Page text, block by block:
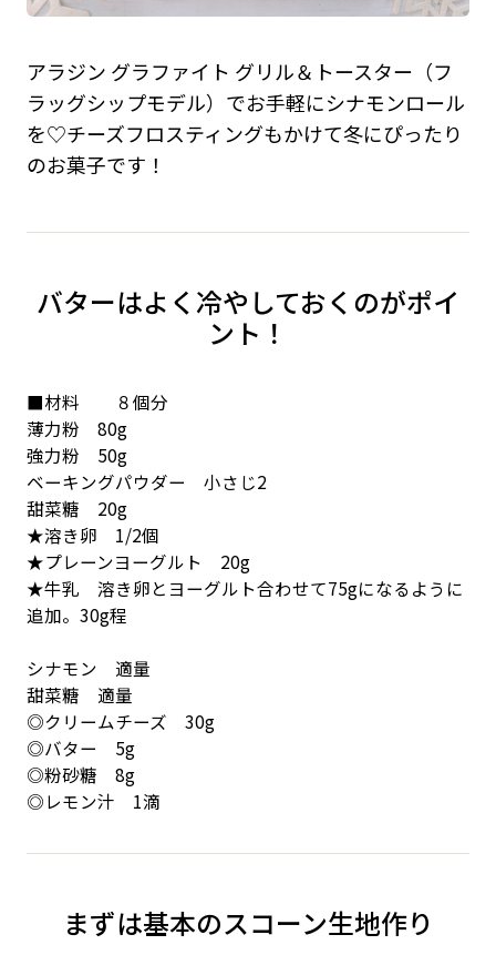
アラジン グラファイト グリル＆トースター（フ
ラッグシップモデル）でお手軽にシナモンロール
を♡チーズフロスティングもかけて冬にぴったり
のお菓子です！
バターはよく冷やしておくのがポイ
ント！
■材料 ８個分
薄力粉 80g
強力粉 50g
ベーキングパウダー 小さじ2
甜菜糖 20g
★溶き卵 1/2個
★プレーンヨーグルト 20g
★牛乳 溶き卵とヨーグルト合わせて75gになるように
追加。30g程
シナモン 適量
甜菜糖 適量
◎クリームチーズ 30g
◎バター 5g
◎粉砂糖 8g
◎レモン汁 1滴
まずは基本のスコーン生地作り